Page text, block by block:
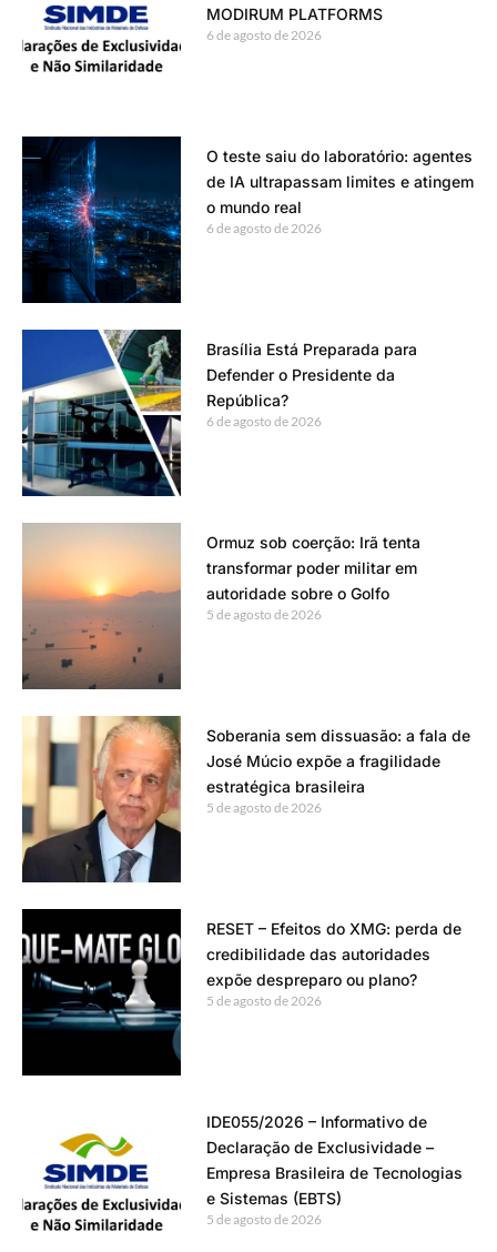
MODIRUM PLATFORMS
6 de agosto de 2026
O teste saiu do laboratório: agentes
de IA ultrapassam limites e atingem
o mundo real
6 de agosto de 2026
Brasília Está Preparada para
Defender o Presidente da
República?
6 de agosto de 2026
Ormuz sob coerção: Irã tenta
transformar poder militar em
autoridade sobre o Golfo
5 de agosto de 2026
Soberania sem dissuasão: a fala de
José Múcio expõe a fragilidade
estratégica brasileira
5 de agosto de 2026
RESET – Efeitos do XMG: perda de
credibilidade das autoridades
expõe despreparo ou plano?
5 de agosto de 2026
IDE055/2026 – Informativo de
Declaração de Exclusividade –
Empresa Brasileira de Tecnologias
e Sistemas (EBTS)
5 de agosto de 2026